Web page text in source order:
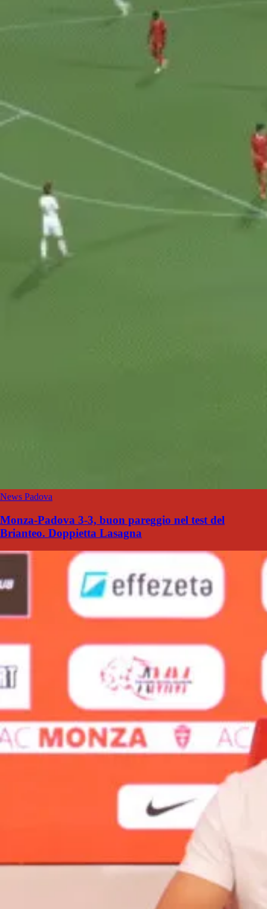
News Padova
Monza-Padova 3-3, buon pareggio nel test del
Brianteo. Doppietta Lasagna